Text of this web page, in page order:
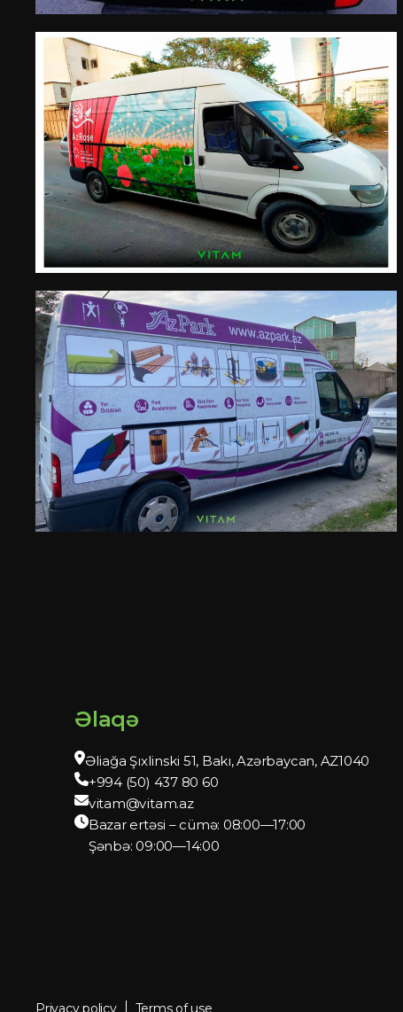
Əlaqə
Əliağa Şıxlinski 51, Bakı, Azərbaycan, AZ1040
+994 (50) 437 80 60
vitam@vitam.az
Bazar ertəsi – cümə: 08:00—17:00
Şənbə: 09:00—14:00
Privacy policy Terms of use